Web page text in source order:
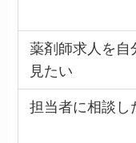
薬剤師求人を自
見たい
担当者に相談し